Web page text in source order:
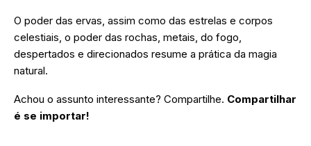
O poder das ervas, assim como das estrelas e corpos
celestiais, o poder das rochas, metais, do fogo,
despertados e direcionados resume a prática da magia
natural.
Achou o assunto interessante? Compartilhe. Compartilhar
é se importar!